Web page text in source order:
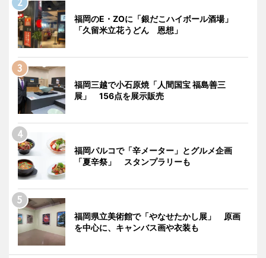
福岡のE・ZOに「銀だこハイボール酒場」
「久留米立花うどん 恩想」
福岡三越で小石原焼「人間国宝 福島善三
展」 156点を展示販売
福岡パルコで「辛メーター」とグルメ企画
「夏辛祭」 スタンプラリーも
福岡県立美術館で「やなせたかし展」 原画
を中心に、キャンバス画や衣装も